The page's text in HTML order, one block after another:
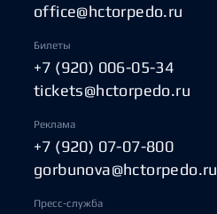
office@hctorpedo.ru
Билеты
+7 (920) 006-05-34
tickets@hctorpedo.ru
Реклама
+7 (920) 07-07-800
gorbunova@hctorpedo.ru
Пресс-служба